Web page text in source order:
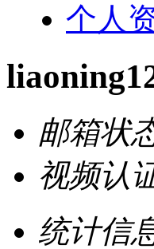
个人
邮箱状
视频认
统计信